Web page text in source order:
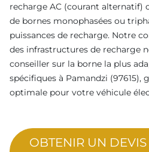
recharge AC (courant alternatif)
de bornes monophasées ou
puissances de recharge. Notre
des infrastructures de recharge
conseiller sur la borne la plus
spécifiques à Pamandzi (97615),
optimale pour votre véhicule
OBTENIR UN